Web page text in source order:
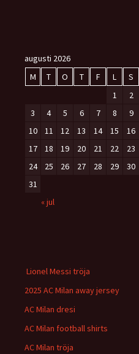
augusti 2026
M
T O T F L
S
1
2
3
4 5 6 7 8
9
10
11 12 13 14 15
16
17
18 19 20 21 22
23
24
25 26 27 28 29
30
31
« jul
Lionel Messi tröja
2025 AC Milan away jersey
AC Milan dresi
AC Milan football shirts
AC Milan tröja